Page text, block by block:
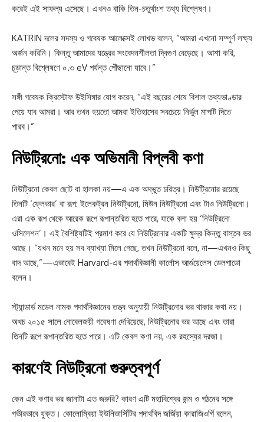
করেই এই সাফল্য এসেছে। এখনও বাকি তিন-চতুর্থাংশ তথ্য বিশ্লেষণ।
KATRIN দলের সদস্য ও গবেষক আলেক্সেই লোখভ বলেন, “আমরা এখনো সম্পূর্ণ লক্ষ্য
অর্জন করিনি। কিন্তু আমাদের যন্ত্রের সংবেদনশীলতা দ্বিগুণ বেড়েছে। আশা করি,
চূড়ান্ত বিশ্লেষণে ০.৩ eV পর্যন্ত পৌঁছানো যাবে।”
সঙ্গী গবেষক ক্রিস্টোফ উইসিঙ্গার যোগ করেন, “এই বছরের শেষে বিশাল তথ্যভাণ্ডার
পেয়ে যাব আমরা। আর তখন হয়তো আমরা ইতিহাসের সবচেয়ে নির্ভুল মাপটি দিতে
পারব।”
নিউট্রিনো: এক অভিমানী বিপ্লবী কণা
নিউট্রিনো কেবল ছোট বা হালকা নয়—এ এক অদ্ভুত চরিত্র। নিউট্রিনোর রয়েছে
তিনটি ‘ফ্লেভার’ বা রূপ: ইলেকট্রন নিউট্রিনো, মিউন নিউট্রিনো এবং টাও নিউট্রিনো।
এরা এক রূপ থেকে আরেক রূপে রূপান্তরিত হতে পারে, যাকে বলা হয় ‘নিউট্রিনো
ওসিলেশন’। এই বৈশিষ্ট্যটিই প্রমাণ করে যে নিউট্রিনোর একটি ক্ষুদ্র কিন্তু বাস্তব ভর
আছে। “যখন মনে হয় সব ব্যাখ্যা মিলে গেছে, তখন নিউট্রিনো বলে, না—এখনও কিছু
বাদ আছে,”—এভাবেই Harvard-এর পদার্থবিজ্ঞানী কার্লোস আর্গুয়েলেস ডেলগাডো
বলেন।
স্ট্যান্ডার্ড মডেল নামক পদার্থবিজ্ঞানের তত্ত্ব অনুযায়ী নিউট্রিনোর ভর থাকার কথা নয়।
অথচ ২০১৫ সালে নোবেলজয়ী গবেষণা দেখিয়েছে, নিউট্রিনোর ভর আছে এবং তারা
তিনটি রূপে রূপান্তরিত হতে পারে। এটি কেবল কণা নয়, এক রহস্যের দরজা।
কারণেই নিউট্রিনো গুরুত্বপূর্ণ
কেন এই কণার ভর জানাটা এত জরুরি? কারণ এটি মহাবিশ্বের জন্ম ও গঠনের সঙ্গে
গভীরভাবে যুক্ত। কোলোম্বিয়া ইউনিভার্সিটির পদার্থবিদ জর্জিয়া কারাজিওর্গি বলেন,